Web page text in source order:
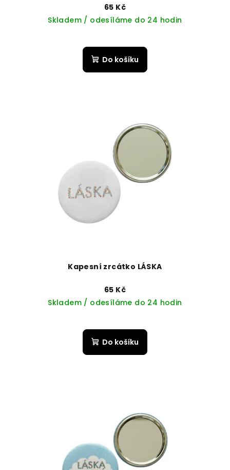
65 Kč
Skladem / odesíláme do 24 hodin
Do košíku
Kapesní zrcátko LÁSKA
65 Kč
Skladem / odesíláme do 24 hodin
Do košíku